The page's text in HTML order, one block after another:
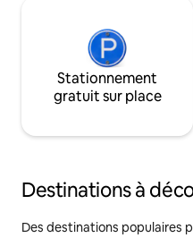
Stationnement
gratuit sur place
Destinations à
Des destinations populaires